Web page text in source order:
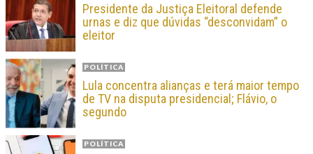
Presidente da Justiça Eleitoral defende
urnas e diz que dúvidas “desconvidam” o
eleitor
POLÍTICA
Lula concentra alianças e terá maior tempo
de TV na disputa presidencial; Flávio, o
segundo
POLÍTICA